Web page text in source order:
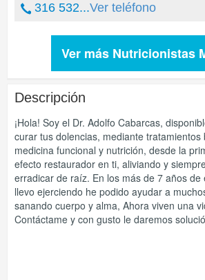
316 532...Ver teléfono
Ver más Nutricionistas
Descripción
¡Hola! Soy el Dr. Adolfo Cabarcas,
curar tus dolencias, mediante tratamientos
medicina funcional y nutrición, desde la
efecto restaurador en ti, aliviando y
erradicar de raíz. En los más de 7 años de
llevo ejerciendo he podido ayudar a
sanando cuerpo y alma, Ahora viven una
Contáctame y con gusto le daremos